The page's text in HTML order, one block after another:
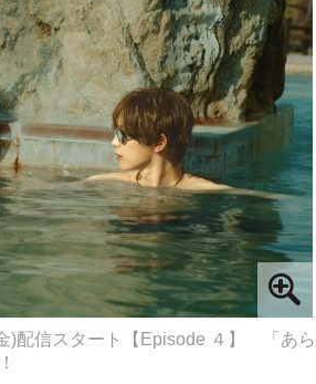
配信スタート【Episode ４】 「あ